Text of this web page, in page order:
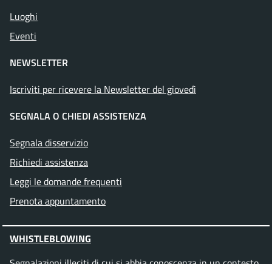
Luoghi
Eventi
NEWSLETTER
Iscriviti per ricevere la Newsletter del giovedì
SEGNALA O CHIEDI ASSISTENZA
Segnala disservizio
Richiedi assistenza
Leggi le domande frequenti
Prenota appuntamento
WHISTLEBLOWING